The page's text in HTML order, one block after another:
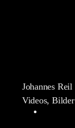
Johannes Reil
Videos, Bilder